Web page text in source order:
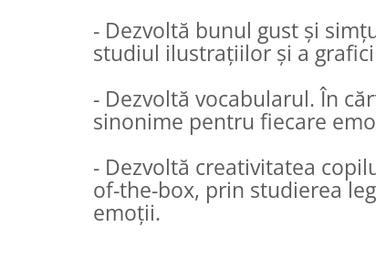
- Dezvoltă bunul gust și
studiul ilustrațiilor și a
- Dezvoltă vocabularul. În
sinonime pentru fiecare
- Dezvoltă creativitatea
of-the-box, prin studierea
emoții.